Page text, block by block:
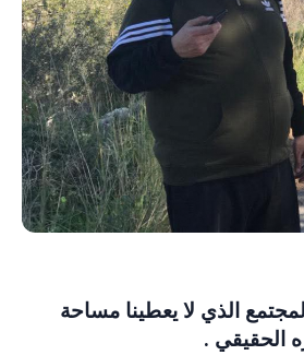
الذي لا يعطينا مساحة
الحقيقي .